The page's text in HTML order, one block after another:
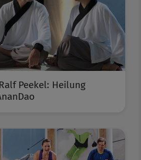
Peekel: Heilung